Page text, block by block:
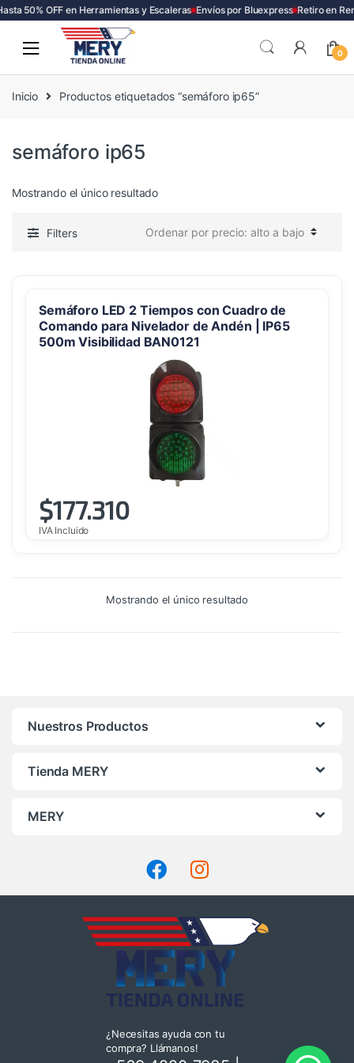
50% OFF en Herramientas y Escaleras Envíos por Bluexpress Retiro en
0
Inicio Productos etiquetados “semáforo ip65”
semáforo ip65
Mostrando el único resultado
Filters
Semáforo LED 2 Tiempos con Cuadro de
Comando para Nivelador de Andén | IP65
500m Visibilidad BAN0121
$177.310
IVA Incluido
Mostrando el único resultado
Nuestros Productos
Tienda MERY
MERY
¿Necesitas ayuda con tu
compra? Llámanos!